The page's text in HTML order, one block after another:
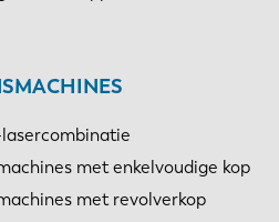
lasercombinatie
met enkelvoudige kop
met revolverkop